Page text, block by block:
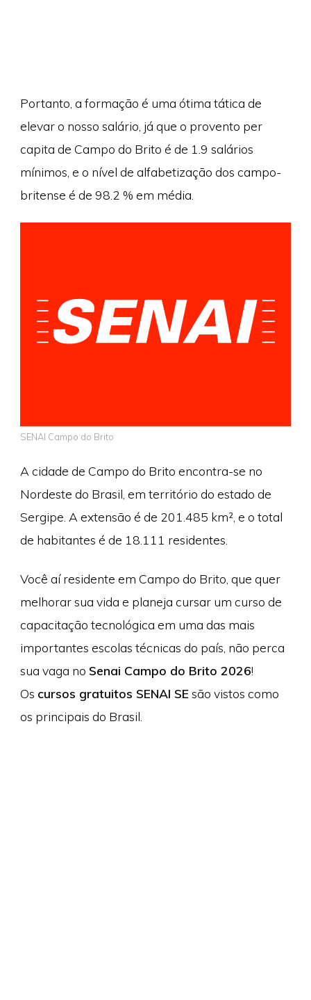
Portanto, a formação é uma ótima tática de
elevar o nosso salário, já que o provento per
capita de Campo do Brito é de 1.9 salários
mínimos, e o nível de alfabetização dos campo-
britense é de 98.2 % em média.
SENAI Campo do Brito
A cidade de Campo do Brito encontra-se no
Nordeste do Brasil, em território do estado de
Sergipe. A extensão é de 201.485 km², e o total
de habitantes é de 18.111 residentes.
Você aí residente em Campo do Brito, que quer
melhorar sua vida e planeja cursar um curso de
capacitação tecnológica em uma das mais
importantes escolas técnicas do país, não perca
sua vaga no Senai Campo do Brito 2026!
Os cursos gratuitos SENAI SEsão vistos como
os principais do Brasil.